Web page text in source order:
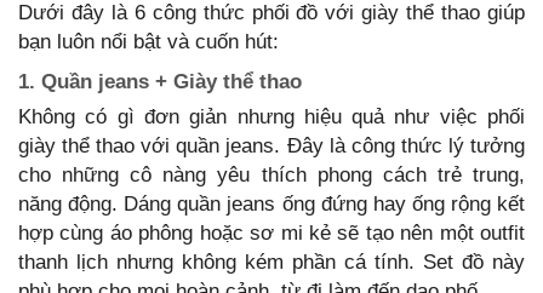
Dưới đây là 6 công thức phối đồ với giày thể thao giúp
bạn luôn nổi bật và cuốn hút:
1. Quần jeans + Giày thể thao
Không có gì đơn giản nhưng hiệu quả như việc phối
giày thể thao với quần jeans. Đây là công thức lý tưởng
cho những cô nàng yêu thích phong cách trẻ trung,
năng động. Dáng quần jeans ống đứng hay ống rộng kết
hợp cùng áo phông hoặc sơ mi kẻ sẽ tạo nên một outfit
thanh lịch nhưng không kém phần cá tính. Set đồ này